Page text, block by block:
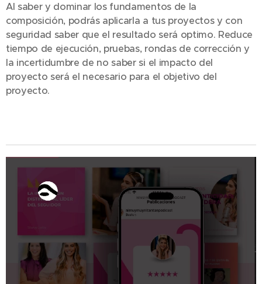
Al saber y dominar los fundamentos de la
composición, podrás aplicarla a tus proyectos y con
seguridad saber que el resultado será optimo. Reduce
tiempo de ejecución, pruebas, rondas de corrección y
la incertidumbre de no saber si el impacto del
proyecto será el necesario para el objetivo del
proyecto.